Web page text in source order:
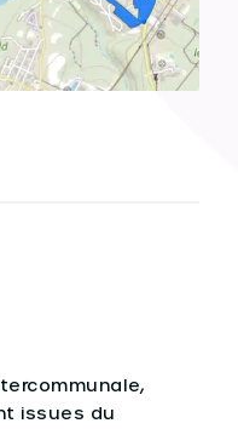
issues du